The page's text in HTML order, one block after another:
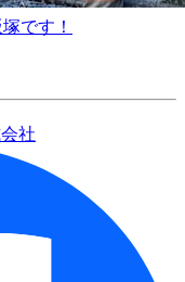
です！
社